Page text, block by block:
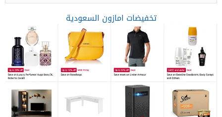
تخفيضات امازون السعودية